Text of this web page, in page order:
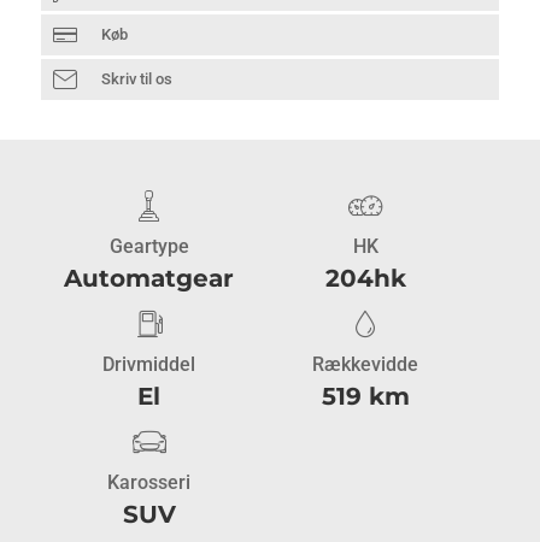
Køb
Skriv til os
Geartype
Automatgear
HK
204hk
Drivmiddel
El
Rækkevidde
519 km
Karosseri
SUV